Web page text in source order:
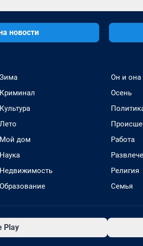
новости
Зима
Криминал
Культура
Лето
Мой дом
Наука
Недвижимость
Образование
Он и она
Осень
Работа
Религия
Семья
Play